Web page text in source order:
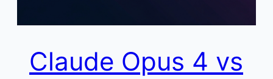
Claude Opus 4 vs